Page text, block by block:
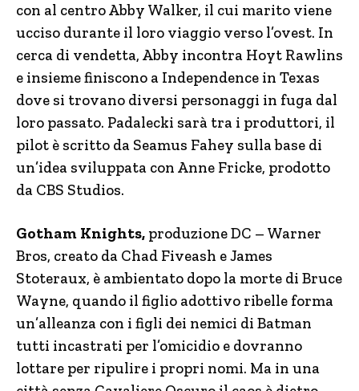
con al centro Abby Walker, il cui marito viene
ucciso durante il loro viaggio verso l’ovest. In
cerca di vendetta, Abby incontra Hoyt Rawlins
e insieme finiscono a Independence in Texas
dove si trovano diversi personaggi in fuga dal
loro passato. Padalecki sarà tra i produttori, il
pilot è scritto da Seamus Fahey sulla base di
un’idea sviluppata con Anne Fricke, prodotto
da CBS Studios.
Gotham Knights, produzione DC – Warner
Bros, creato da Chad Fiveash e James
Stoteraux, è ambientato dopo la morte di Bruce
Wayne, quando il figlio adottivo ribelle forma
un’alleanza con i figli dei nemici di Batman
tutti incastrati per l’omicidio e dovranno
lottare per ripulire i propri nomi. Ma in una